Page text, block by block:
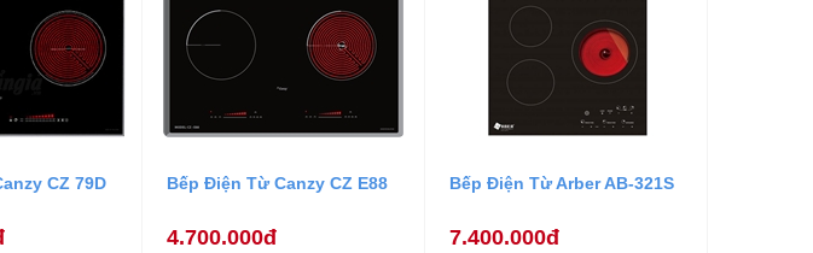
CZ 79D Bếp Điện Từ Canzy CZ E88
4.700.000đ
Bếp Điện Từ Arber AB-321S
7.400.000đ